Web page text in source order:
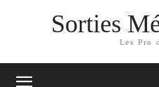
Sorties
Les Pro